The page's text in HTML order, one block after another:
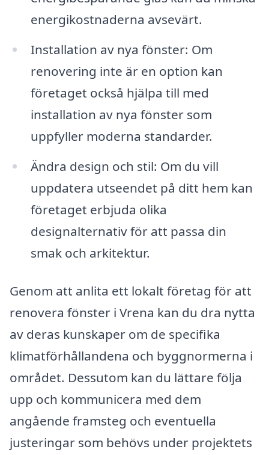
energikostnaderna avsevärt.
Installation av nya fönster: Om
renovering inte är en option kan
företaget också hjälpa till med
installation av nya fönster som
uppfyller moderna standarder.
Ändra design och stil: Om du vill
uppdatera utseendet på ditt hem kan
företaget erbjuda olika
designalternativ för att passa din
smak och arkitektur.
Genom att anlita ett lokalt företag för att
renovera fönster i Vrena kan du dra nytta
av deras kunskaper om de specifika
klimatförhållandena och byggnormerna i
området. Dessutom kan du lättare följa
upp och kommunicera med dem
angående framsteg och eventuella
justeringar som behövs under projektets